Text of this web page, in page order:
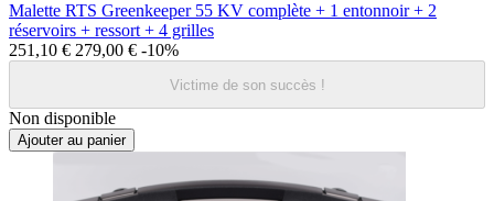
Malette RTS Greenkeeper 55 KV complète + 1 entonnoir + 2
réservoirs + ressort + 4 grilles
251,10 € 279,00 € -10%
Victime de son succès !
Non disponible
Ajouter au panier